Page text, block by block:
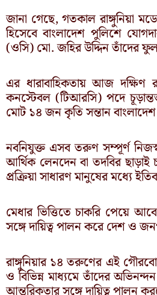
জানা গেছে, গতকাল রাঙ্গুনিয়া
হিসেবে বাংলাদেশ পুলিশে
(ওসি) মো. জহির উদ্দিন তাঁদের
এর ধারাবাহিকতায় আজ দক্ষিণ
কনস্টেবল (টিআরসি) পদে
মোট ১৪ জন কৃতি সন্তান
নবনিযুক্ত এসব তরুণ সম্পূর্ণ
আর্থিক লেনদেন বা তদবির ছাড়াই
প্রক্রিয়া সাধারণ মানুষের মধ্যে
মেধার ভিত্তিতে চাকরি পেয়ে
সঙ্গে দায়িত্ব পালন করে দেশ ও
রাঙ্গুনিয়ার ১৪ তরুণের এই
ও বিভিন্ন মাধ্যমে তাঁদের